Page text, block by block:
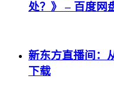
处？》 – 百度网
新东方直播间：
下载